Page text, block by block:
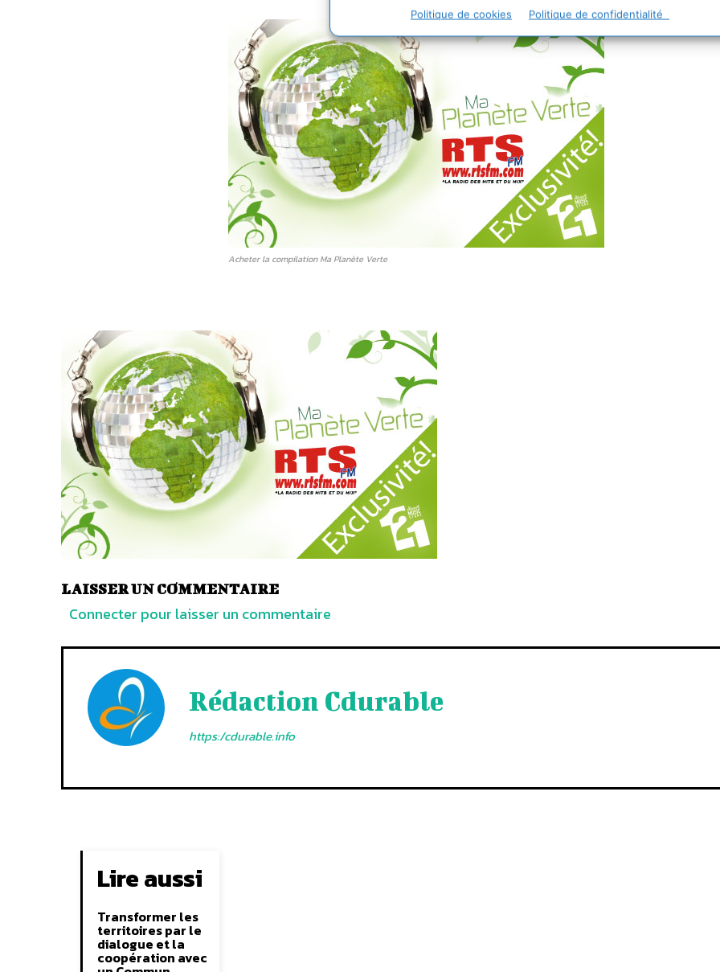
Politique de cookies Politique de confidentialité
Acheter la compilation Ma Planète Verte
LAISSER UN COMMENTAIRE
Connecter pour laisser un commentaire
Rédaction Cdurable
https:/cdurable.info
Lire aussi
Transformer les
territoires par le
dialogue et la
coopération avec